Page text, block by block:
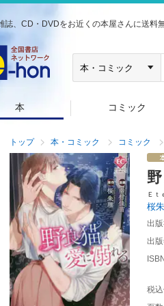
誌、CD・DVDをお近くの本屋さんに送料
本 コミック
トップ 本・コミック コミック
Ｅｔ
桜
出
出版
税